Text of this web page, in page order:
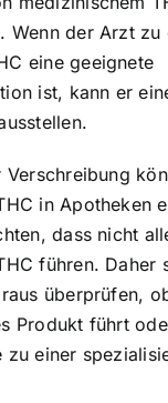
Wenn der Arzt zu
eine geeignete
ist, kann er
Verschreibung
in Apotheken
dass nicht
führen. Daher
überprüfen,
Produkt führt
zu einer